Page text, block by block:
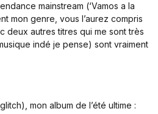
mainstream (‘Vamos a la
mon genre, vous l’aurez compris
deux autres titres qui me sont très
indé je pense) sont vraiment
mon album de l’été ultime :